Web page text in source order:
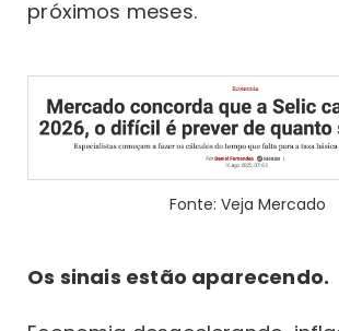
próximos meses.
Fonte: Veja Mercado
Os sinais estão aparecendo.